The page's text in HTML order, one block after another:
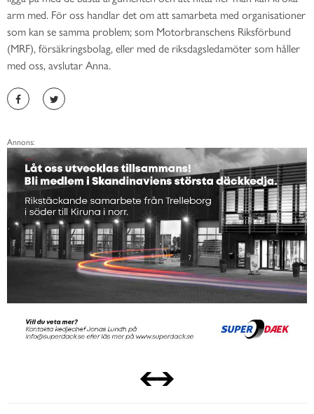
arm med. För oss handlar det om att samarbeta med organisationer
som kan se samma problem; som Motorbranschens Riksförbund
(MRF), försäkringsbolag, eller med de riksdagsledamöter som håller
med oss, avslutar Anna.
Annons: